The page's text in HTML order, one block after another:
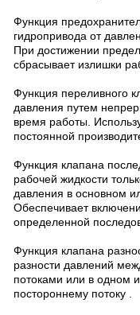
Функция
гидропривода от
При достижении
сбрасывает излишки
Функция переливного
давления путем
время работы.
постоянной
Функция клапана
рабочей жидкости
давления в основном
Обеспечивает
определенной
Функция клапана
разности давлений
потоками или в одном
постороннему потоку .